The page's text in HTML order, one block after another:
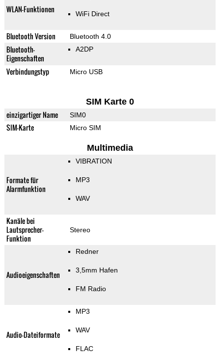
WLAN-Funktionen WiFi Direct
Bluetooth Version Bluetooth 4.0
Bluetooth-
Eigenschaften
A2DP
Verbindungstyp Micro USB
SIM Karte 0
einzigartiger Name SIM0
SIM-Karte Micro SIM
Multimedia
Formate für
Alarmfunktion
VIBRATION
MP3
WAV
Kanäle bei
Lautsprecher-
Funktion
Stereo
Audioeigenschaften
Redner
3,5mm Hafen
FM Radio
Audio-Dateiformate
MP3
WAV
FLAC